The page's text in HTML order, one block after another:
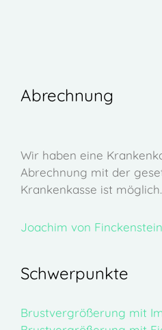
Abrechnung
Wir haben eine
Abrechnung mit der
Krankenkasse ist möglich.
Joachim von
Schwerpunkte
Brustvergrößerung mit